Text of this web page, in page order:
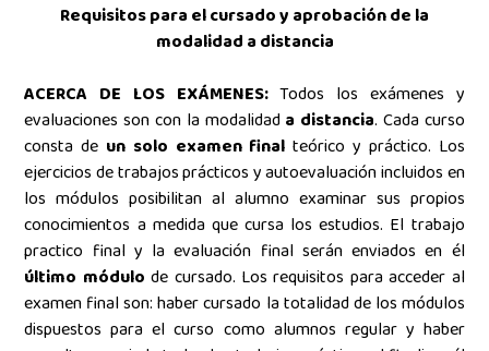
Requisitos para el cursado y aprobación de la
modalidad a distancia
ACERCA DE LOS EXÁMENES:Todos los exámenes y
evaluaciones son con la modalidad a distancia. Cada curso
consta de un solo examen finalteórico y práctico. Los
ejercicios de trabajos prácticos y autoevaluaciónincluidos en
los módulos posibilitan al alumno examinar sus propios
conocimientos a medida que cursa los estudios. El trabajo
practico final y la evaluación final serán enviados en él
último módulo de cursado. Los requisitos para acceder al
examen final son: haber cursado la totalidad de los módulos
dispuestos para el curso como alumnos regular y haber